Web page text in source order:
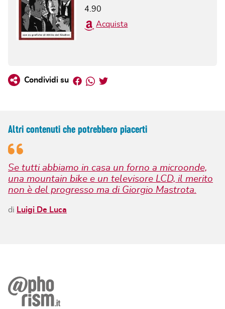
4.90
Acquista
Condividi su Facebook
Whatsapp
Twitter
Altri contenuti che potrebbero piacerti
Se tutti abbiamo in casa un forno a microonde,
una mountain bike e un televisore LCD, il merito
non è del progresso ma di Giorgio Mastrota.
di Luigi De Luca